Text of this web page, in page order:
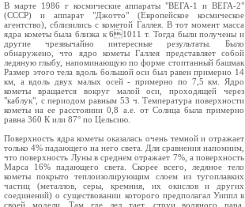
В марте 1986 г космические аппараты "ВЕГА-1 и ВЕГА-2"
(СССР) и аппарат "Джотто" (Европейское космическое
агентство), сблизились с кометой Галлея. В тот момент масса
ядра кометы была близка к 61011 т. Тогда были получены и
другие чрезвычайно интересные результаты. Было
обнаружено, что ядро кометы Галлея представляет собой
ледяную глыбу, напоминающую по форме стоптанный башмак
Размер этого тела вдоль большой оси был равен примерно 14
км, а вдоль двух малых осей - примерно по 7,5 км. Ядро
кометы вращается вокруг малой оси, проходящей через
"каблук", с периодом равным 53 ч. Температура поверхности
кометы на ее расстоянии 0,8 а.е. от Солнца была примерно
равна 360 К или 87° по Цельсию.
Поверхность ядра кометы оказалась очень темной и отражает
только 4% падающего на него света. Для сравнения напомним,
что поверхность Луны в среднем отражает 7%, а поверхность
Марса 16% падающего света. Скорее всего, ледяное тело
кометы покрыто теплоизолирующим слоем из тугоплавких
частиц (металлов, серы, кремния, их окислов и других
соединений) о существовании которого предполагал Уиппл в
своей модели. Там где лед тает, струи водяного пара,